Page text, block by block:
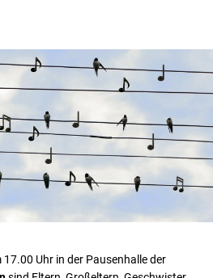
Uhr in der Pausenhalle der